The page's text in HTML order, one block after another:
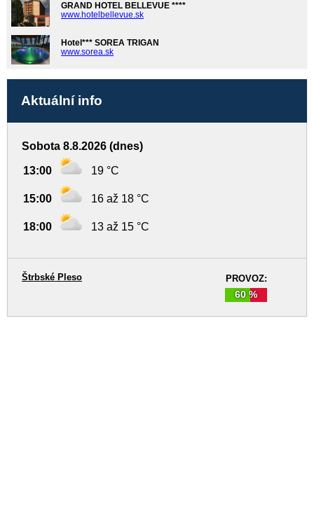
GRAND HOTEL BELLEVUE ****
www.hotelbellevue.sk
Hotel*** SOREA TRIGAN
www.sorea.sk
Aktuální info
Sobota 8.8.2026 (dnes)
13:00 19 °C
15:00 16 až 18 °C
18:00 13 až 15 °C
PROVOZ:
60 %
Štrbské Pleso